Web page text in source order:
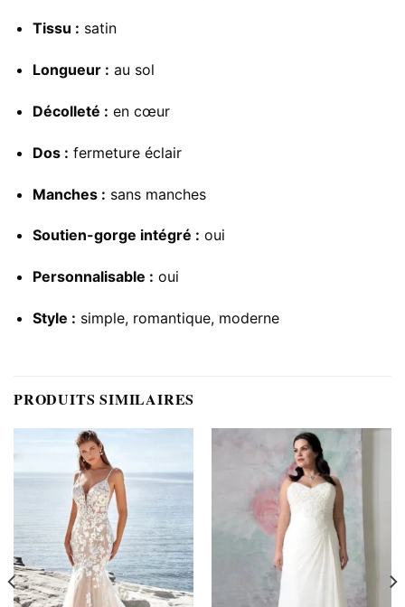
Tissu : satin
Longueur : au sol
Décolleté : en cœur
Dos : fermeture éclair
Manches : sans manches
Soutien-gorge intégré : oui
Personnalisable : oui
Style : simple, romantique, moderne
PRODUITS SIMILAIRES